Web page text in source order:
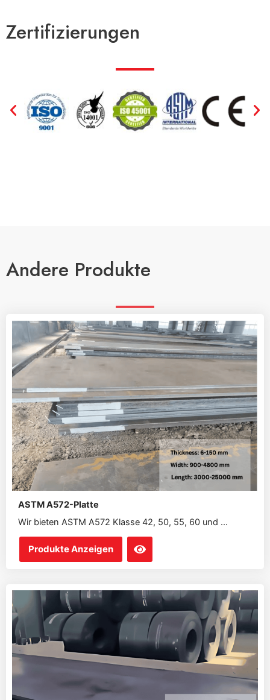
Zertifizierungen
Andere Produkte
ASTM A572-Platte
Wir bieten ASTM A572 Klasse 42, 50, 55, 60 und ...
Produkte Anzeigen